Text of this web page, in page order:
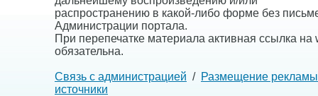
распространению в какой-либо форме без
Администрации портала.
При перепечатке материала активная ссылка на
обязательна.
Связь с администрацией / Размещение рекламы
источники